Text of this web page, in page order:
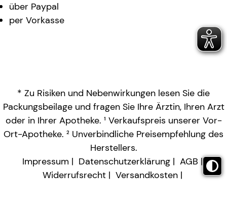
über Paypal
per Vorkasse
* Zu Risiken und Nebenwirkungen lesen Sie die
Packungsbeilage und fragen Sie Ihre Ärztin, Ihren Arzt
oder in Ihrer Apotheke. ¹ Verkaufspreis unserer Vor-
Ort-Apotheke. ² Unverbindliche Preisempfehlung des
Herstellers.
Impressum
Datenschutzerklärung
AGB
Widerrufsrecht
Versandkosten